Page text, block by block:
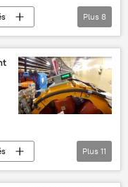
Plus 8
Plus 11